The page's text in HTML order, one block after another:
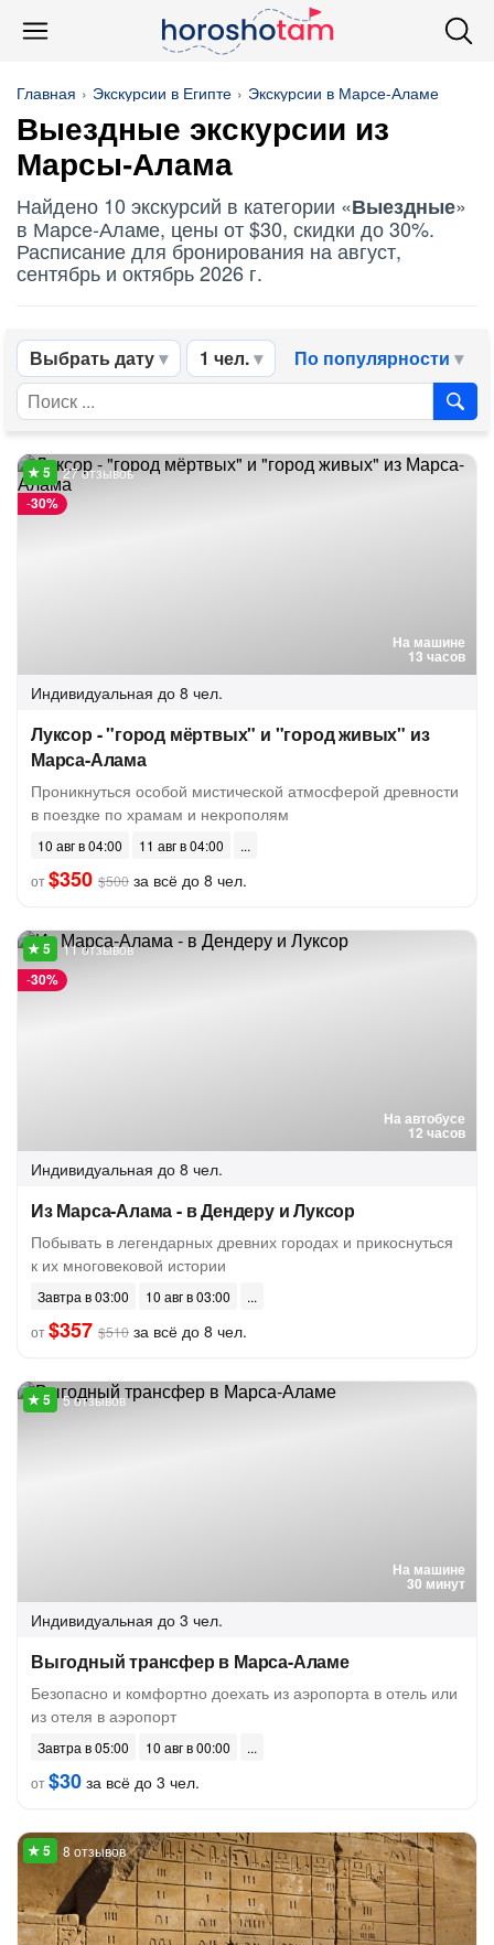
Главная Экскурсии в Египте Экскурсии в Марсе-Аламе
Выездные экскурсии из
Марсы-Алама
Найдено 10 экскурсий в категории «Выездные»
в Марсе-Аламе, цены от $30, скидки до 30%.
Расписание для бронирования на август,
сентябрь и октябрь 2026 г.
Выбрать дату 1 чел. По популярности
На машине
13 часов
-30%
27 отзывов
Индивидуальная до 8 чел.
Луксор - "город мёртвых" и "город живых" из
Марса-Алама
Проникнуться особой мистической атмосферой древности
в поездке по храмам и некрополям
10 авг в 04:00
11 авг в 04:00
от$350 $500 за всё до 8 чел.
На автобусе
12 часов
-30%
11 отзывов
Индивидуальная до 8 чел.
Из Марса-Алама - в Дендеру и Луксор
Побывать в легендарных древних городах и прикоснуться
к их многовековой истории
Завтра в 03:00
10 авг в 03:00
от$357 $510 за всё до 8 чел.
На машине
30 минут
5 отзывов
Индивидуальная до 3 чел.
Выгодный трансфер в Марса-Аламе
Безопасно и комфортно доехать из аэропорта в отель или
из отеля в аэропорт
Завтра в 05:00
10 авг в 00:00
от$30 за всё до 3 чел.
8 отзывов